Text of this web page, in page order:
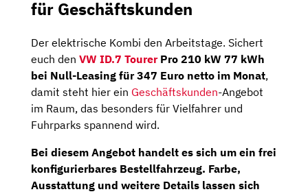
für Geschäftskunden
Der elektrische Kombi den Arbeitstage. Sichert
euch den VW ID.7 TourerPro 210 kW 77 kWh
bei Null-Leasing für 347 Euro netto im Monat,
damit steht hier ein Geschäftskunden-Angebot
im Raum, das besonders für Vielfahrer und
Fuhrparks spannend wird.
Bei diesem Angebot handelt es sich um ein frei
konfigurierbares Bestellfahrzeug. Farbe,
Ausstattung und weitere Details lassen sich